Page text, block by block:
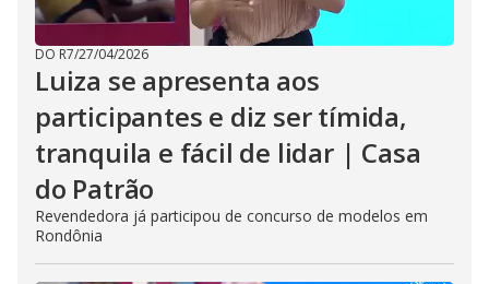
DO R7/27/04/2026
Luiza se apresenta aos
participantes e diz ser tímida,
tranquila e fácil de lidar | Casa
do Patrão
Revendedora já participou de concurso de modelos em
Rondônia